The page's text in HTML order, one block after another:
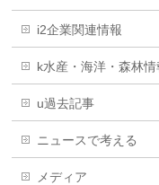
i2企業関連情報
k水産・海洋・森林情
u過去記事
ニュースで考える
メディア